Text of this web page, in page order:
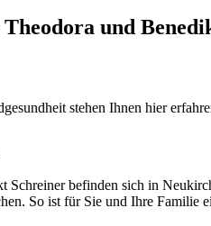
und
stehen Ihnen hier
Schreiner befinden sich in
So ist für Sie und Ihre Familie